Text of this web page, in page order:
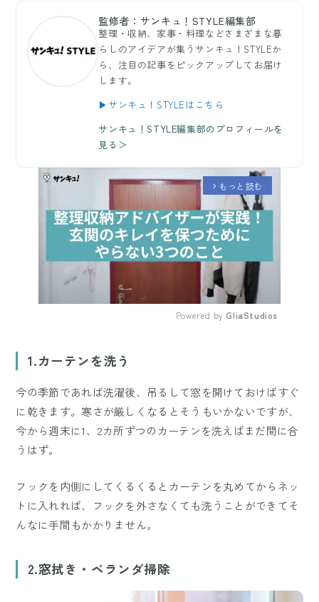
監修者：サンキュ！STYLE編集部
整理・収納、家事・料理などさまざまな暮
らしのアイデアが集うサンキュ！STYLEか
ら、注目の記事をピックアップしてお届け
します。
▶サンキュ！STYLEはこちら
サンキュ！STYLE編集部のプロフィールを
見る＞
arrow_forward_ios もっと読む
Powered by GliaStudios
1.カーテンを洗う
今の季節であれば洗濯後、吊るして窓を開けておけばすぐ
に乾きます。寒さが厳しくなるとそうもいかないですが、
今から週末に1、2カ所ずつのカーテンを洗えばまだ間に合
うはず。
フックを内側にしてくるくるとカーテンを丸めてからネッ
トに入れれば、フックを外さなくても洗うことができてそ
んなに手間もかかりません。
2.窓拭き・ベランダ掃除